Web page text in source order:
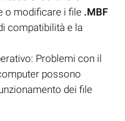
o modificare i file .MBF
compatibilità e la
Problemi con il
possono
dei file